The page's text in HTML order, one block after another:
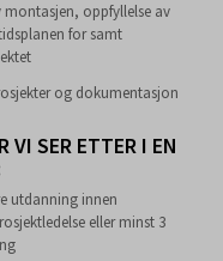
oppfyllelse av
for samt
og dokumentasjon
VI SER ETTER I EN
utdanning innen
eller minst 3